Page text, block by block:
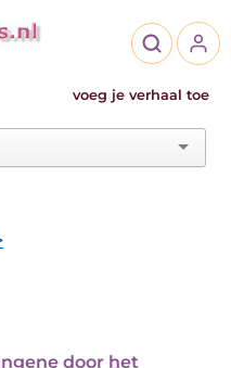
voeg je verhaal toe
door het